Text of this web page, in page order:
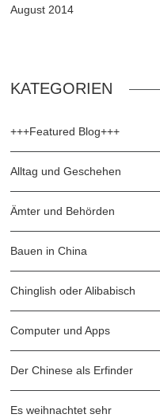
August 2014
KATEGORIEN
+++Featured Blog+++
Alltag und Geschehen
Ämter und Behörden
Bauen in China
Chinglish oder Alibabisch
Computer und Apps
Der Chinese als Erfinder
Es weihnachtet sehr